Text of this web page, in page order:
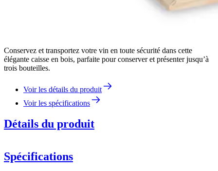
Conservez et transportez votre vin en toute sécurité dans cette
élégante caisse en bois, parfaite pour conserver et présenter jusqu’à
trois bouteilles.
Voir les détails du produit
Voir les spécifications
Détails du produit
Spécifications